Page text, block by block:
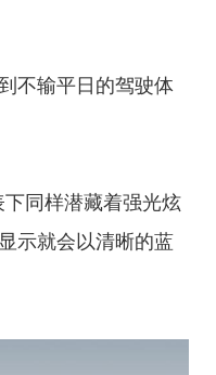
不输平日的驾驶体
同样潜藏着强光炫
示就会以清晰的蓝